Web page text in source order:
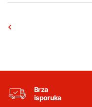
Brza
isporuka